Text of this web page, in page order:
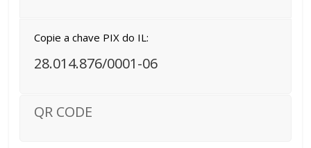
Copie a chave PIX do IL:
28.014.876/0001-06
QR CODE